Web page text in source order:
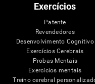
Exercícios
Patente
Revendedores
Desenvolvimento Cognitivo
Exercícios Cerebrais
Probas Mentais
Exercícios mentais
Treino cerebral